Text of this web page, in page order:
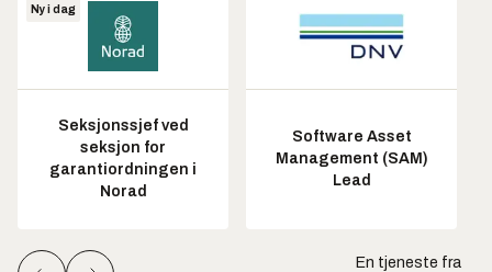
Ny i dag
Seksjonssjef ved
seksjon for
garantiordningen i
Norad
Software Asset
Management (SAM)
Lead
En tjeneste fra